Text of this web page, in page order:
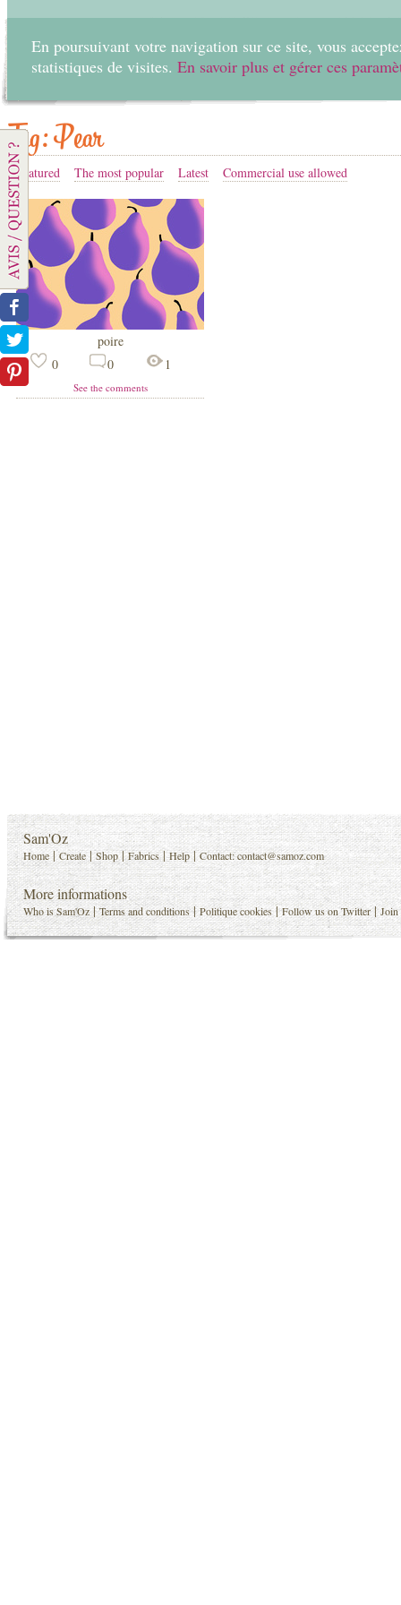
En poursuivant votre navigation sur ce site, vous
statistiques de visites. En savoir plus et gérer ces
Tag: Pear
Featured The most popular Latest Commercial use allowed
poire
0
0 1
See the comments
Sam'Oz
Home |Create |Shop |Fabrics |Help |Contact:contact@samoz.com
More informations
Who is Sam'Oz |Terms and conditions |Politique cookies |Follow us on Twitter |Join